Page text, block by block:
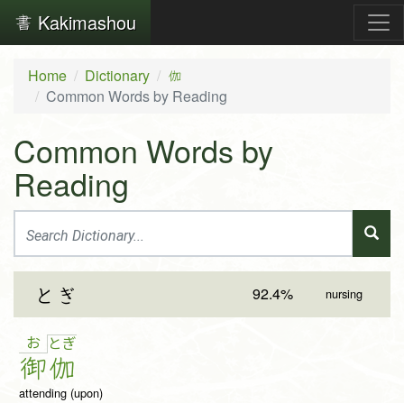
Kakimashou
Home Dictionary 伽
Common Words by Reading
Common Words by
Reading
とぎ 92.4% nursing
お
御
と ぎ
伽
attending (upon)